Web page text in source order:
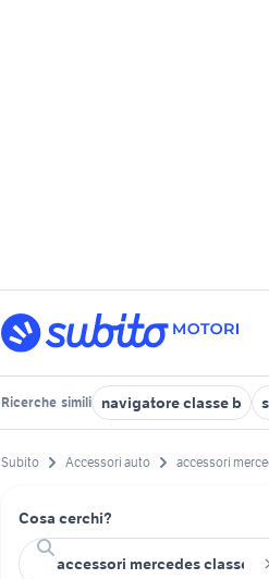
Ricerche simili navigatore classe b
Subito Accessori auto accessori
Cosa cerchi?